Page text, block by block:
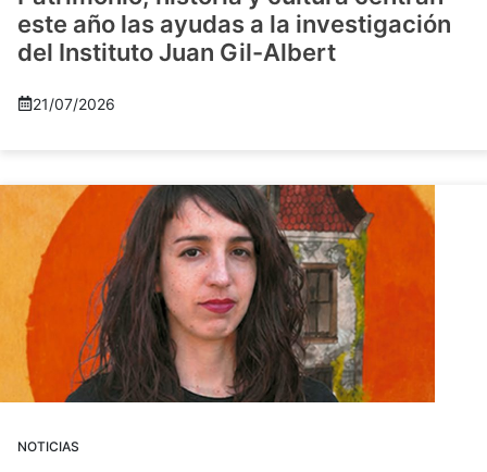
este año las ayudas a la investigación
del Instituto Juan Gil-Albert
21/07/2026
NOTICIAS